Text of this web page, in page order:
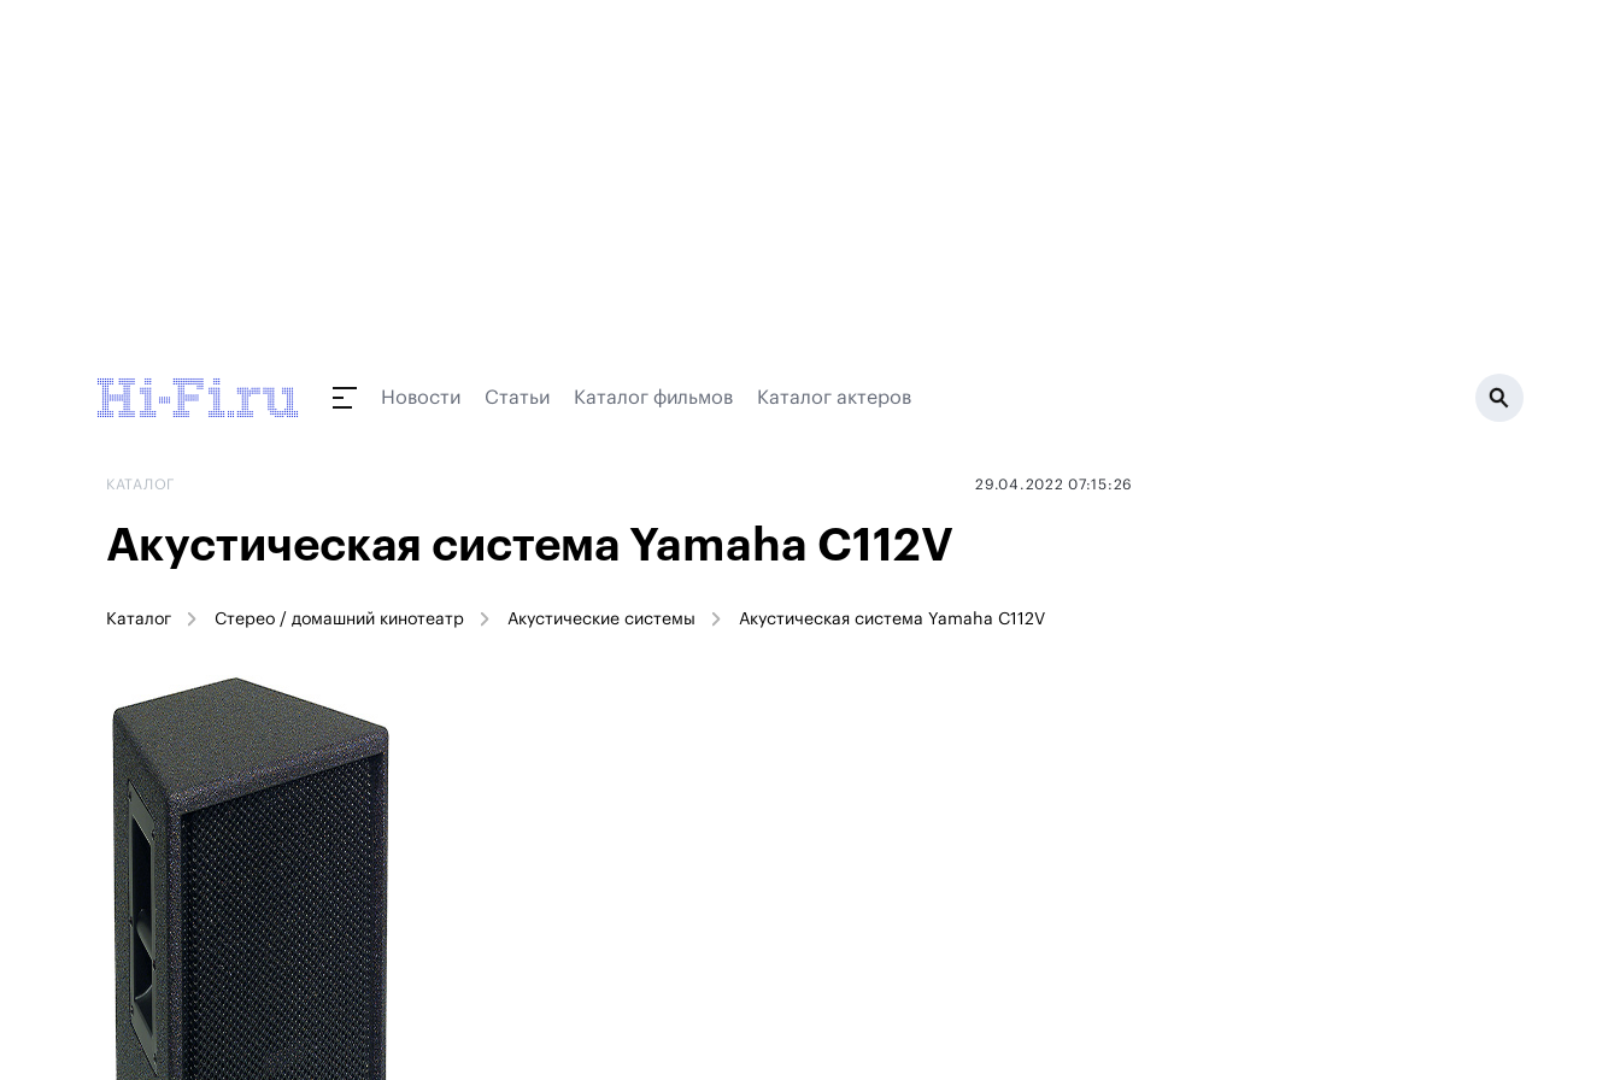
Новости Статьи Каталог фильмов Каталог актеров
КАТАЛОГ 29.04.2022 07:15:26
Акустическая система Yamaha C112V
Каталог Стерео / домашний кинотеатр Акустические системы Акустическая система Yamaha C112V